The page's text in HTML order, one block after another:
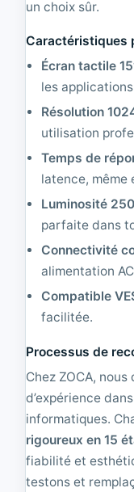
t
o
n
n
1
6
6
un choix sûr.
Caractéristiques
Écran tactile
les
Résolution
utilisation
Temps de
latence, même
Luminosité
parfaite dans
Connectivité
alimentation
Compatible
facilitée.
Processus de
Chez ZOCA,
d’expérience
informatiques.
rigoureux en 15
fiabilité et
testons et